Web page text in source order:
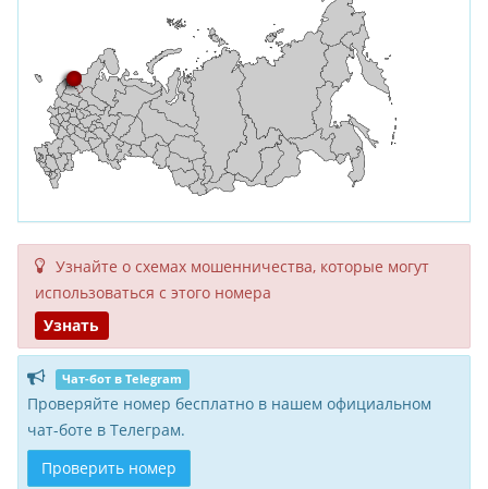
Узнайте о схемах мошенни­чества, кото­рые могут
исполь­зоваться с этого номера
Узнать
Чат-бот в Telegram
Проверяйте номер бесплатно в нашем официальном
чат-боте в Телеграм.
Проверить номер